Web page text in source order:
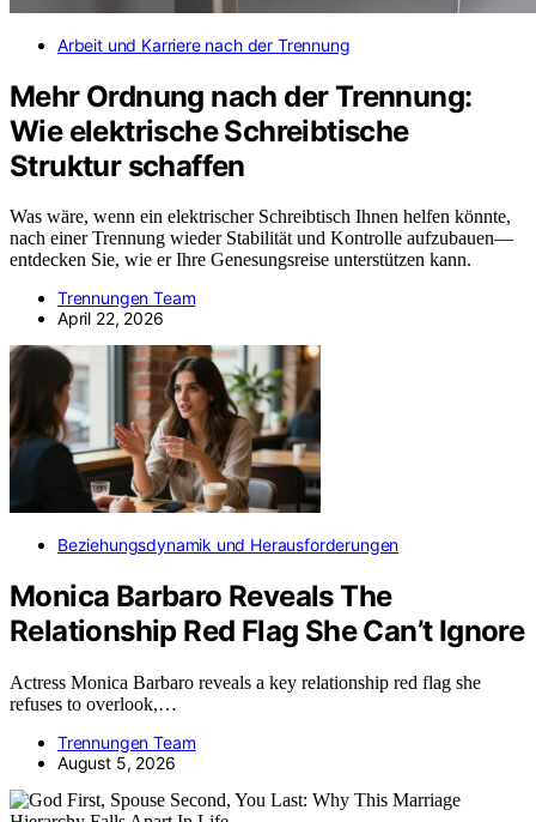
Arbeit und Karriere nach der Trennung
Mehr Ordnung nach der Trennung:
Wie elektrische Schreibtische
Struktur schaffen
Was wäre, wenn ein elektrischer Schreibtisch Ihnen helfen könnte,
nach einer Trennung wieder Stabilität und Kontrolle aufzubauen—
entdecken Sie, wie er Ihre Genesungsreise unterstützen kann.
Trennungen Team
April 22, 2026
Beziehungsdynamik und Herausforderungen
Monica Barbaro Reveals The
Relationship Red Flag She Can’t Ignore
Actress Monica Barbaro reveals a key relationship red flag she
refuses to overlook,…
Trennungen Team
August 5, 2026